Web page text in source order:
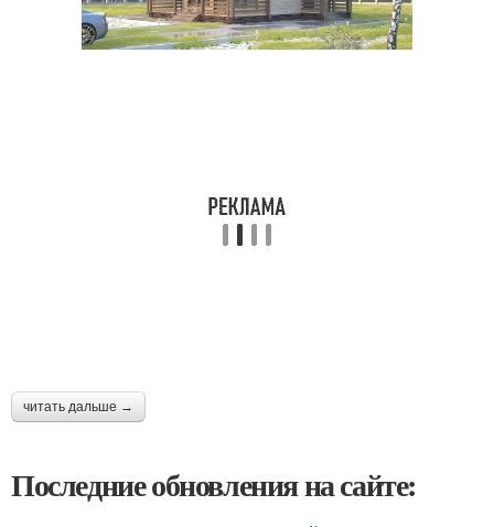
читать дальше →
Последние обновления на сайте: